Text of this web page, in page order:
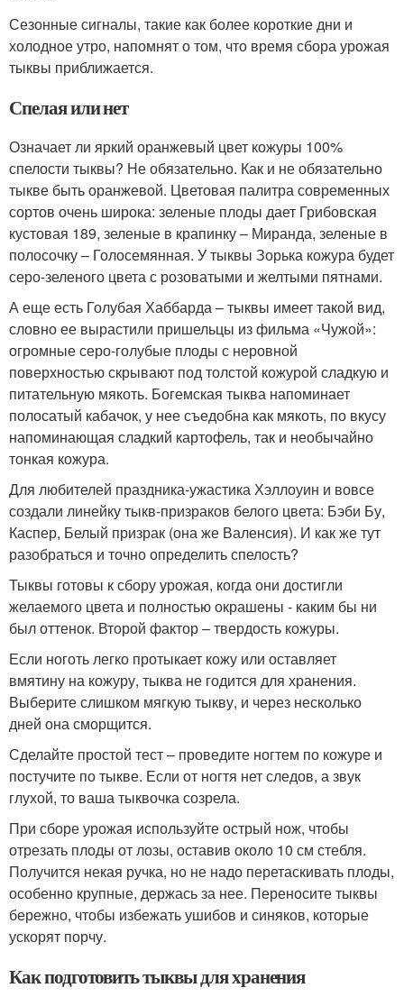
Сезонные сигналы, такие как более короткие дни и
холодное утро, напомнят о том, что время сбора урожая
тыквы приближается.
Спелая или нет
Означает ли яркий оранжевый цвет кожуры 100%
спелости тыквы? Не обязательно. Как и не обязательно
тыкве быть оранжевой. Цветовая палитра современных
сортов очень широка: зеленые плоды дает Грибовская
кустовая 189, зеленые в крапинку – Миранда, зеленые в
полосочку – Голосемянная. У тыквы Зорька кожура будет
серо-зеленого цвета с розоватыми и желтыми пятнами.
А еще есть Голубая Хаббарда – тыквы имеет такой вид,
словно ее вырастили пришельцы из фильма «Чужой»:
огромные серо-голубые плоды с неровной
поверхностью скрывают под толстой кожурой сладкую и
питательную мякоть. Богемская тыква напоминает
полосатый кабачок, у нее съедобна как мякоть, по вкусу
напоминающая сладкий картофель, так и необычайно
тонкая кожура.
Для любителей праздника-ужастика Хэллоуин и вовсе
создали линейку тыкв-призраков белого цвета: Бэби Бу,
Каспер, Белый призрак (она же Валенсия). И как же тут
разобраться и точно определить спелость?
Тыквы готовы к сбору урожая, когда они достигли
желаемого цвета и полностью окрашены - каким бы ни
был оттенок. Второй фактор – твердость кожуры.
Если ноготь легко протыкает кожу или оставляет
вмятину на кожуру, тыква не годится для хранения.
Выберите слишком мягкую тыкву, и через несколько
дней она сморщится.
Сделайте простой тест – проведите ногтем по кожуре и
постучите по тыкве. Если от ногтя нет следов, а звук
глухой, то ваша тыквочка созрела.
При сборе урожая используйте острый нож, чтобы
отрезать плоды от лозы, оставив около 10 см стебля.
Получится некая ручка, но не надо перетаскивать плоды,
особенно крупные, держась за нее. Переносите тыквы
бережно, чтобы избежать ушибов и синяков, которые
ускорят порчу.
Как подготовить тыквы для хранения